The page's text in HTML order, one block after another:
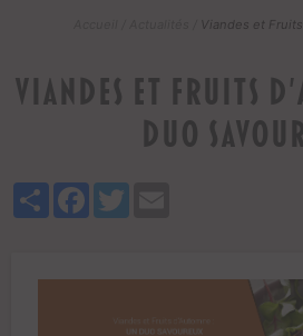
Viandes et
Viandes et Fruits
duo
Share Facebook